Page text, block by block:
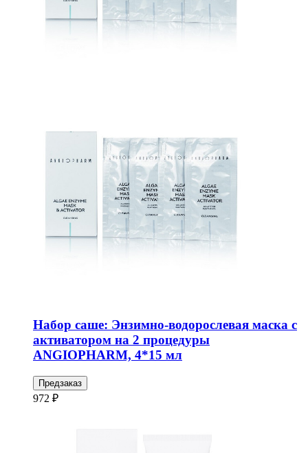
Набор саше: Энзимно-водорослевая маска с
активатором на 2 процедуры
ANGIOPHARM, 4*15 мл
Предзаказ
972 ₽